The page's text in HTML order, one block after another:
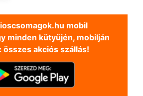
mobil
minden kütyüjén, mobilján
összes akciós szállás!